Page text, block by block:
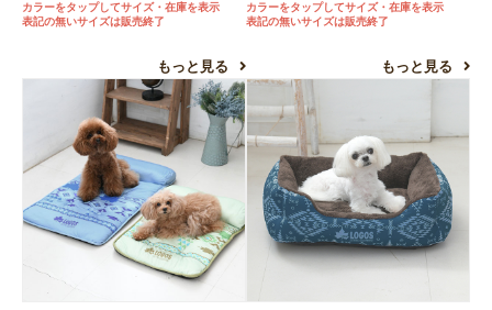
カラーをタップしてサイズ・在庫を表示
表記の無いサイズは販売終了
もっと見る
カラーをタップしてサイズ・在庫を表示
表記の無いサイズは販売終了
もっと見る